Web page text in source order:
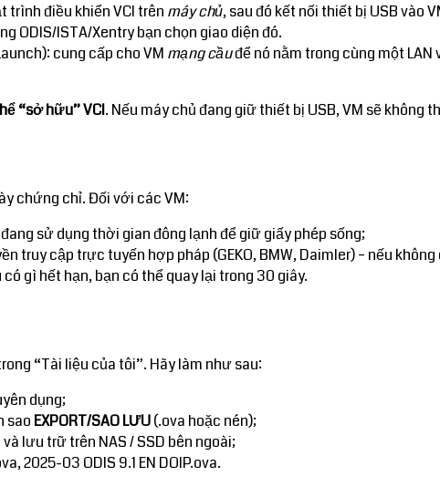
trình điều khiển VCI trên máy chủ, sau đó kết nối thiết bị USB vào
ODIS/ISTA/Xentry bạn chọn giao diện đó.
cung cấp cho VM mạng cầuđể nó nằm trong cùng một LAN
“sở hữu” VCI. Nếu máy chủ đang giữ thiết bị USB, VM sẽ
chứng chỉ. Đối với các VM:
sử dụng thời gian đông lạnh để giữ giấy phép sống;
truy cập trực tuyến hợp pháp (GEKO, BMW, Daimler) – nếu
có gì hết hạn, bạn có thể quay lại trong 30 giây.
“Tài liệu của tôi”. Hãy làm như sau:
dụng;
sao EXPORT/SAO LƯU(.ova hoặc nén);
lưu trữ trên NAS / SSD bên ngoài;
2025-03 ODIS 9.1 EN DOIP.ova.